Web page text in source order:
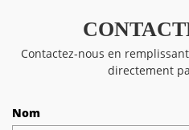
Contactez-nous en
directement
Nom